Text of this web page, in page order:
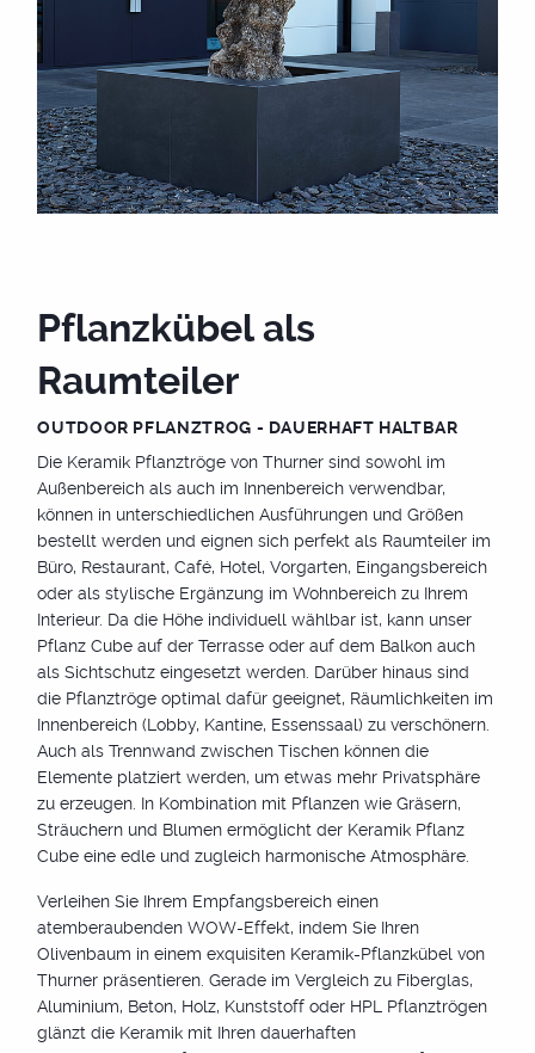
Pflanzkübel als
Raumteiler
OUTDOOR PFLANZTROG - DAUERHAFT HALTBAR
Die Keramik Pflanztröge von Thurner sind sowohl im
Außenbereich als auch im Innenbereich verwendbar,
können in unterschiedlichen Ausführungen und Größen
bestellt werden und eignen sich perfekt als Raumteiler im
Büro, Restaurant, Café, Hotel, Vorgarten, Eingangsbereich
oder als stylische Ergänzung im Wohnbereich zu Ihrem
Interieur. Da die Höhe individuell wählbar ist, kann unser
Pflanz Cube auf der Terrasse oder auf dem Balkon auch
als Sichtschutz eingesetzt werden. Darüber hinaus sind
die Pflanztröge optimal dafür geeignet, Räumlichkeiten im
Innenbereich (Lobby, Kantine, Essenssaal) zu verschönern.
Auch als Trennwand zwischen Tischen können die
Elemente platziert werden, um etwas mehr Privatsphäre
zu erzeugen. In Kombination mit Pflanzen wie Gräsern,
Sträuchern und Blumen ermöglicht der Keramik Pflanz
Cube eine edle und zugleich harmonische Atmosphäre.
Verleihen Sie Ihrem Empfangsbereich einen
atemberaubenden WOW-Effekt, indem Sie Ihren
Olivenbaum in einem exquisiten Keramik-Pflanzkübel von
Thurner präsentieren. Gerade im Vergleich zu Fiberglas,
Aluminium, Beton, Holz, Kunststoff oder HPL Pflanztrögen
glänzt die Keramik mit Ihren dauerhaften